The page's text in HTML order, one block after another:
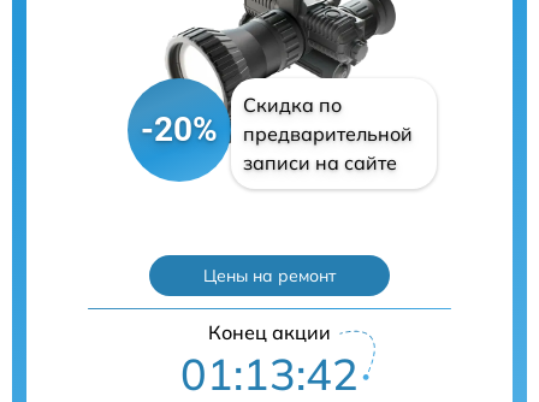
-20%
Скидка по
предварительной
записи на сайте
Цены на ремонт
Конец акции
01:13:41